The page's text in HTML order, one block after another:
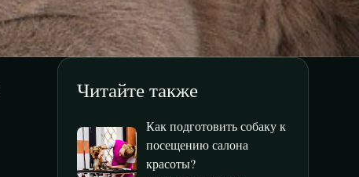
Читайте также
Как подготовить собаку к
посещению салона
красоты?